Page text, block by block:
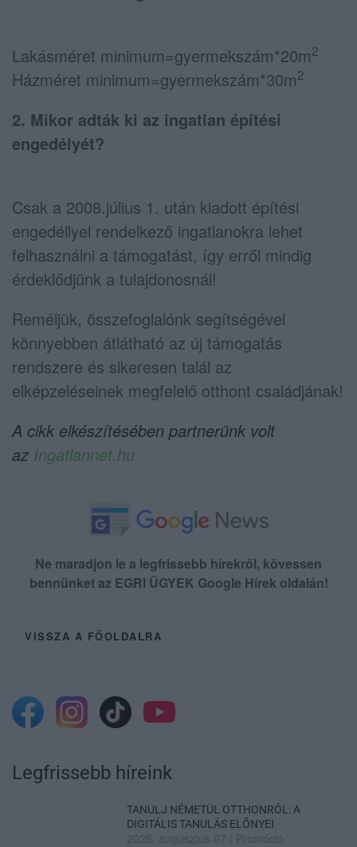
Lakásméret minimum=gyermekszám*20m2
Házméret minimum=gyermekszám*30m2
2. Mikor adták ki az ingatlan építési
engedélyét?
Csak a 2008.július 1. után kiadott építési
engedéllyel rendelkező ingatlanokra lehet
felhasználni a támogatást, így erről mindig
érdeklődjünk a tulajdonosnál!
Reméljük, összefoglalónk segítségével
könnyebben átlátható az új támogatás
rendszere és sikeresen talál az
elképzeléseinek megfelelő otthont családjának!
A cikk elkészítésében partnerünk volt
az Ingatlannet.hu
Ne maradjon le a legfrissebb hírekről, kövessen
bennünket az EGRI ÜGYEK Google Hírek oldalán!
VISSZA A FŐOLDALRA
Legfrissebb híreink
TANULJ NÉMETÜL OTTHONRÓL: A
DIGITÁLIS TANULÁS ELŐNYEI
2026. augusztus 07 Promóció